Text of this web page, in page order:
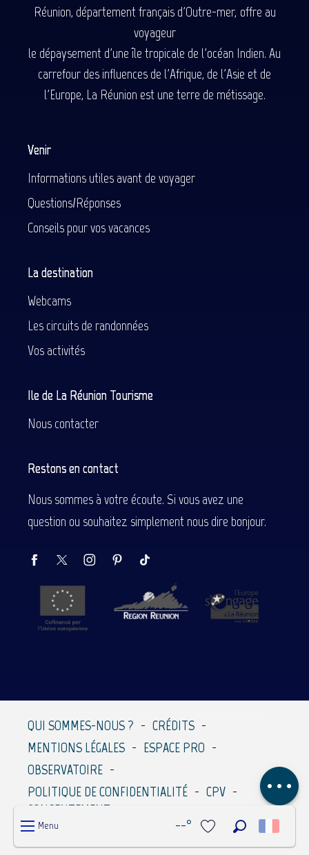
Menu --°
Réunion, département français d'Outre-mer, offre au
voyageur
le dépaysement d'une île tropicale de l'océan Indien. Au
carrefour des influences de l'Afrique, de l'Asie et de
l'Europe, La Réunion est une terre de métissage.
Venir
Informations utiles avant de voyager
Questions/Réponses
Conseils pour vos vacances
La destination
Webcams
Les circuits de randonnées
Vos activités
Ile de La Réunion Tourisme
Nous contacter
Restons en contact
Nous sommes à votre écoute. Si vous avez une
question ou souhaitez simplement nous dire bonjour.
QUI SOMMES-NOUS ?
CRÉDITS
MENTIONS LÉGALES
ESPACE PRO
OBSERVATOIRE
POLITIQUE DE CONFIDENTIALITÉ
CPV
CONSENTEMENT